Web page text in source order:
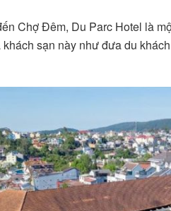
Chợ Đêm, Du Parc Hotel là
sạn này như đưa du